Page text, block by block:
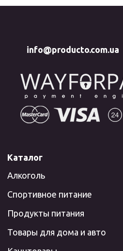
info@producto.com.ua
Каталог
Алкоголь
Спортивное питание
Продукты питания
Товары для дома и авто